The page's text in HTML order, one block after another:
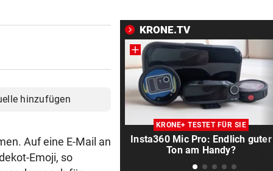
hinzufügen
Auf eine E-Mail an
Emoji, so
ein Rinnsal
AUF MARIAHILFER STRASSE
Mann mit Stanleymesser ins
Gesicht gestochen
DFB-PROFI PACKT AUS: vor
Nagelsmann? „Wie das 3
abgelaufen ist …“
KRONE.TV
KRONE+ TESTET FÜR SIE
Insta360 Mic Pro: Endlich guter
Ton am Handy?